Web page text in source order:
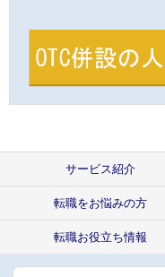
サービス紹介
転職をお悩みの方
転職お役立ち情報